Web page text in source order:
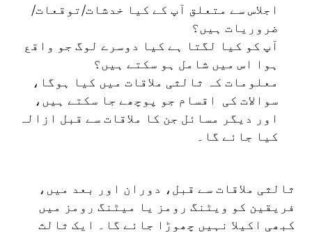
اجلاس سے متعلق آپ کے کیا خدشات/توقعات/
ضروریات ہیں؟
آپ کو کیا لگتا ہے کیا دوسرے لوگ جو واقع
ہوا اس میں شامل ہو سکتے ہیں؟
معلومات کہ ثالثی ملاقات میں کیا ہوگا،
سوالات کی اقسام جو پوچھے جا سکتے ہیں،
اور دیگر مسائل جن کا ملاقات سے قبل ازالہ
کیا جائے گا۔
ثالثی ملاقات سے قبل، دوران اور بعد میں،
فریقین کو ویٹنگ رومز یا میٹنگ رومز میں
کبھی اکیلا نہیں چھوڑا جائے گا۔ ایک ثالث